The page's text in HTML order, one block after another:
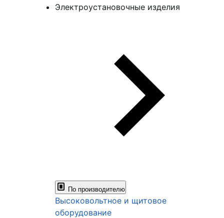
Электроустановочные изделия
По производителю
Высоковольтное и щитовое
оборудование